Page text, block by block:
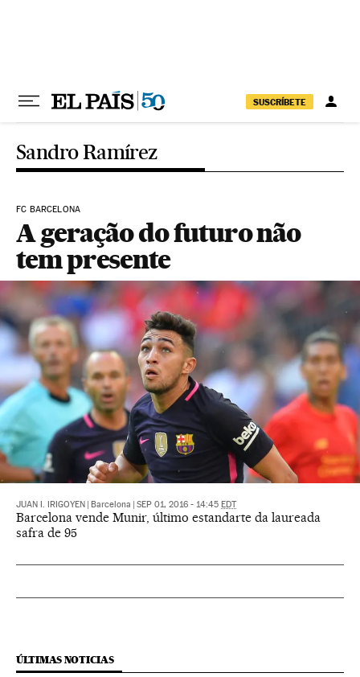
SUSCRÍBETE
Sandro Ramírez
FC BARCELONA
A geração do futuro não
tem presente
JUAN I. IRIGOYEN Barcelona SEP 01, 2016 - 14:45 EDT
Barcelona vende Munir, último estandarte da laureada
safra de 95
ÚLTIMAS NOTICIAS